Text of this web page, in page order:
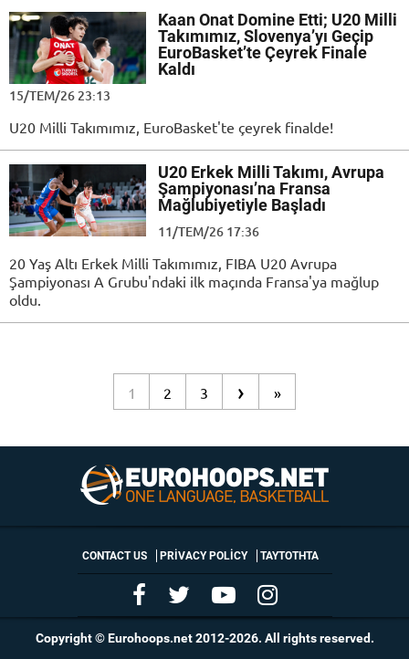
Kaan Onat Domine Etti; U20 Milli
Takımımız, Slovenya’yı Geçip
EuroBasket’te Çeyrek Finale
Kaldı
15/TEM/26 23:13
U20 Milli Takımımız, EuroBasket'te çeyrek finalde!
U20 Erkek Milli Takımı, Avrupa
Şampiyonası’na Fransa
Mağlubiyetiyle Başladı
11/TEM/26 17:36
20 Yaş Altı Erkek Milli Takımımız, FIBA U20 Avrupa
Şampiyonası A Grubu'ndaki ilk maçında Fransa'ya mağlup
oldu.
1 2 3 › »
CONTACT US PRIVACY POLICY ΤΑΥΤΟΤΗΤΑ
Copyright © Eurohoops.net 2012-2026. All rights reserved.